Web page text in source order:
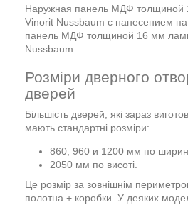
Наружная панель МДФ толщиной
Vinorit Nussbaum с нанесением
панель МДФ толщиной 16 мм
Nussbaum.
Розміри дверного
дверей
Більшість дверей, які зараз
мають стандартні розміри:
860, 960 и 1200 мм по
2050 мм по висоті.
Це розмір за зовнішнім
полотна + коробки. У деяких